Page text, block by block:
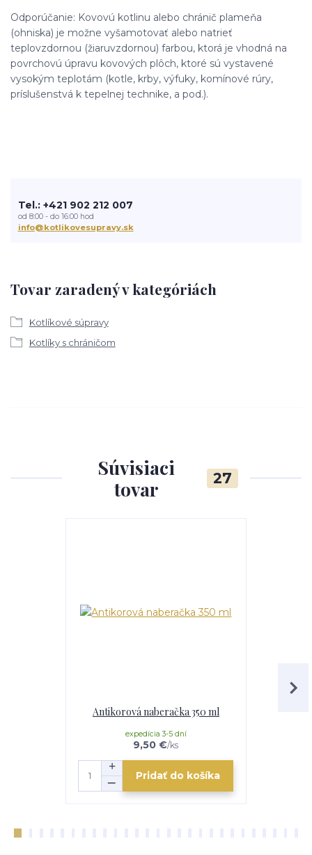
Odporúčanie: Kovovú kotlinu alebo chránič plameňa
(ohniska) je možne vyšamotovať alebo natrieť
teplovzdornou (žiaruvzdornou) farbou, ktorá je vhodná na
povrchovú úpravu kovových plôch, ktoré sú vystavené
vysokým teplotám (kotle, krby, výfuky, komínové rúry,
príslušenstvá k tepelnej technike, a pod.).
Tovar zaradený v kategóriách
Kotlíkové súpravy
Kotlíky s chráničom
Tel.: +421 902 212 007
od 8:00 - do 16:00 hod
info@kotlikovesupravy.sk
Súvisiaci
tovar
27
Antikorová naberačka 350 ml
9,50 €/ks
expedícia 3-5 dní
Pridať do košíka